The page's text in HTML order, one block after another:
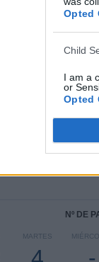
Opted
Child
I am a
or
Opted
Nº DE
MARTES